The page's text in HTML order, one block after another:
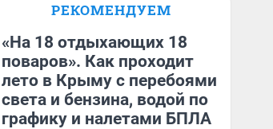
РЕКОМЕНДУЕМ
«На 18 отдыхающих 18
поваров». Как проходит
лето в Крыму с перебоями
света и бензина, водой по
графику и налетами БПЛА